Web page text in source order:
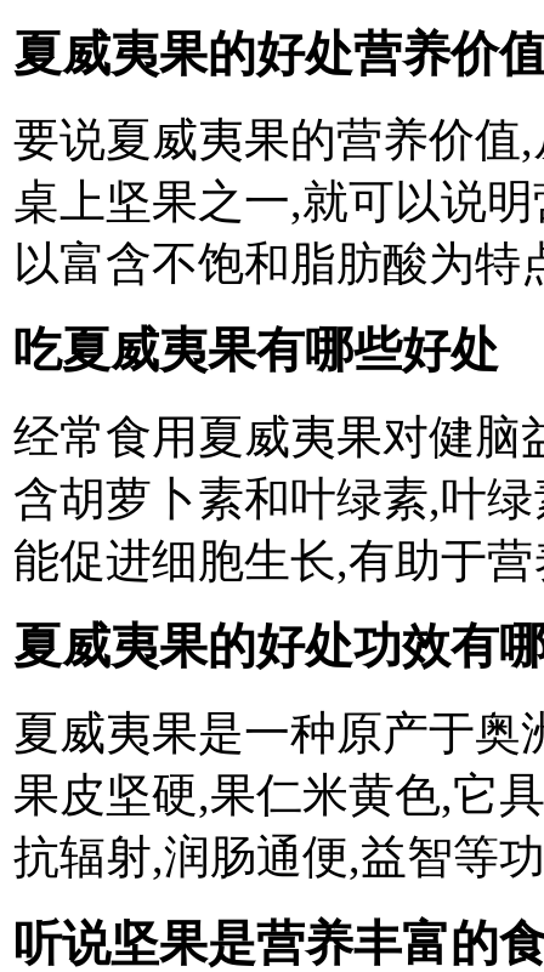
夏威夷果的好处营养价
要说夏威夷果的营养价值
桌上坚果之一,就可以说
以富含不饱和脂肪酸为特
吃夏威夷果有哪些好处
经常食用夏威夷果对健脑
含胡萝卜素和叶绿素,叶
能促进细胞生长,有助于
夏威夷果的好处功效有
夏威夷果是一种原产于奥
果皮坚硬,果仁米黄色,它
抗辐射,润肠通便,益智等
听说坚果是营养丰富的